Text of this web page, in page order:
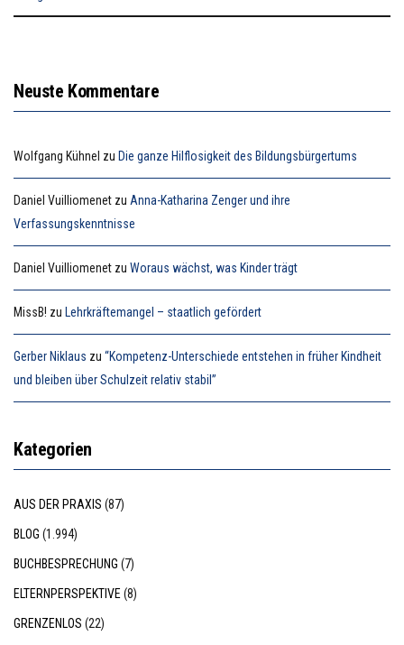
Neuste Kommentare
Wolfgang Kühnel zu Die ganze Hilflosigkeit des Bildungsbürgertums
Daniel Vuilliomenet zu Anna-Katharina Zenger und ihre
Verfassungskenntnisse
Daniel Vuilliomenet zu Woraus wächst, was Kinder trägt
MissB! zu Lehrkräftemangel – staatlich gefördert
Gerber Niklaus zu “Kompetenz-Unterschiede entstehen in früher Kindheit
und bleiben über Schulzeit relativ stabil”
Kategorien
AUS DER PRAXIS (87)
BLOG (1.994)
BUCHBESPRECHUNG (7)
ELTERNPERSPEKTIVE(8)
GRENZENLOS (22)